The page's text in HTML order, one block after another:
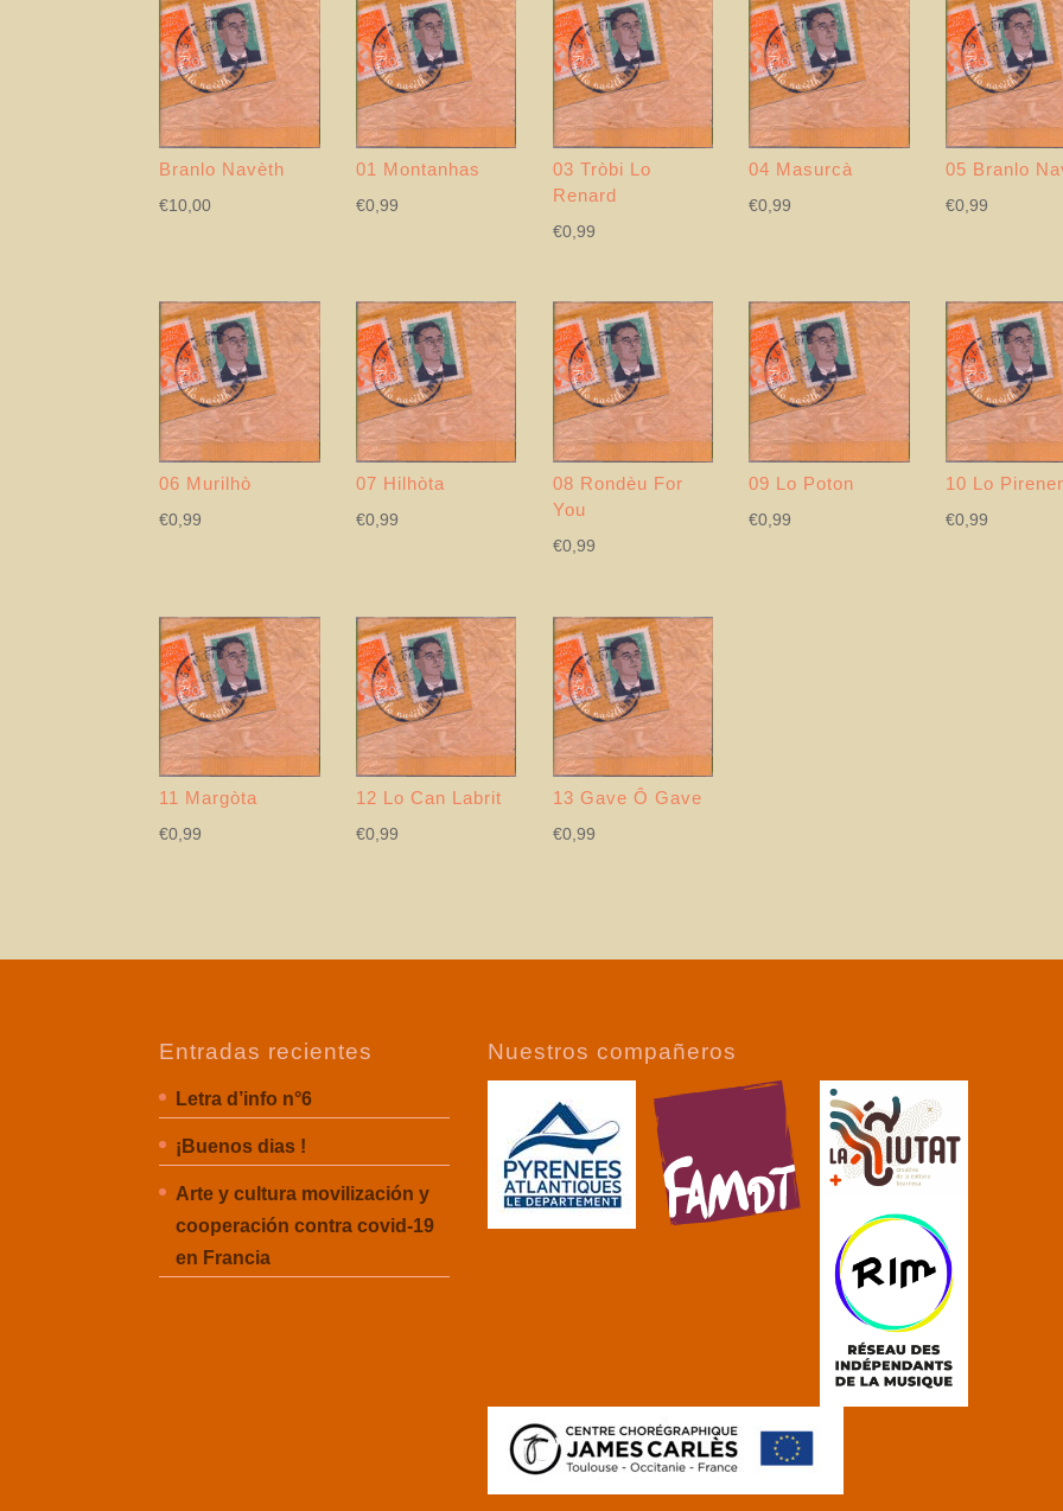
Branlo Navèth
€10,00
01 Montanhas
€0,99
03 Tròbi Lo
Renard
€0,99
04 Masurcà
€0,99
05 Branlo
€0,99
06 Murilhò
€0,99
07 Hilhòta
€0,99
08 Rondèu For
You
€0,99
09 Lo Poton
€0,99
10 Lo
€0,99
11 Margòta
€0,99
12 Lo Can Labrit
€0,99
13 Gave Ô Gave
€0,99
Entradas recientes
Letra d’info n°6
¡Buenos dias !
Arte y cultura movilización y
cooperación contra covid-19
en Francia
Nuestros compañeros